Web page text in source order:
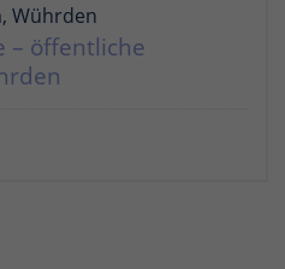
Wührden
– öffentliche